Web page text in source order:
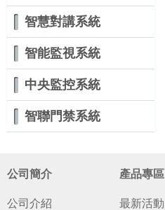
智慧對講系統
智能監視系統
中央監控系統
智聯門禁系統
公司簡介
公司介紹
產品專區
最新活動